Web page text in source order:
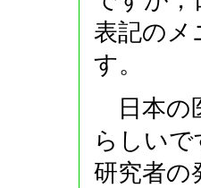
表記のメ
す。
日本の
らしい
研究者の